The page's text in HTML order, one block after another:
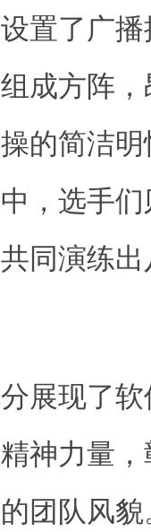
置了广
成方阵
的简洁
，选手
同演练
展现了
神力量
团队风